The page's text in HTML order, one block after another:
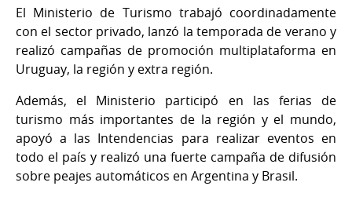
El Ministerio de Turismo trabajó coordinadamente
con el sector privado, lanzó la temporada de verano y
realizó campañas de promoción multiplataforma en
Uruguay, la región y extra región.
Además, el Ministerio participó en las ferias de
turismo más importantes de la región y el mundo,
apoyó a las Intendencias para realizar eventos en
todo el país y realizó una fuerte campaña de difusión
sobre peajes automáticos en Argentina y Brasil.